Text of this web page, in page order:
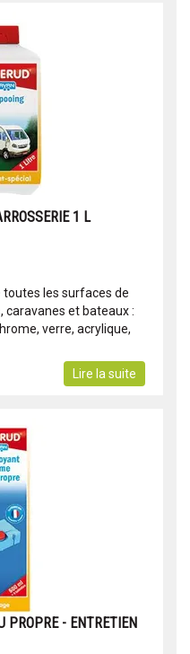
1 L
toutes les surfaces de
caravanes et bateaux :
verre, acrylique,
Lire la suite
PROPRE - ENTRETIEN